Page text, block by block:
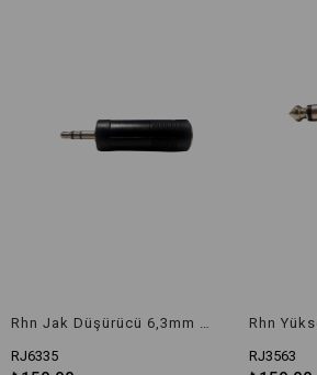
Rhn Jak Düşürücü 6,3mm Giriş 3,5mm Çıkış Dönüştürücü Ara Aparat
RJ6335
RJ3563